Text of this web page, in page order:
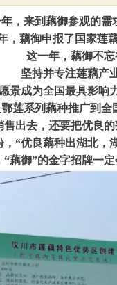
，来到藕御参观的需
，藕御申报了国家莲
这一年，藕御不
坚持并专注莲藕产
愿景成为全国最具影响
莲系列藕种推广到
出去，还要把优良的
“优良藕种出湖北，
“藕御”的金字招牌一定